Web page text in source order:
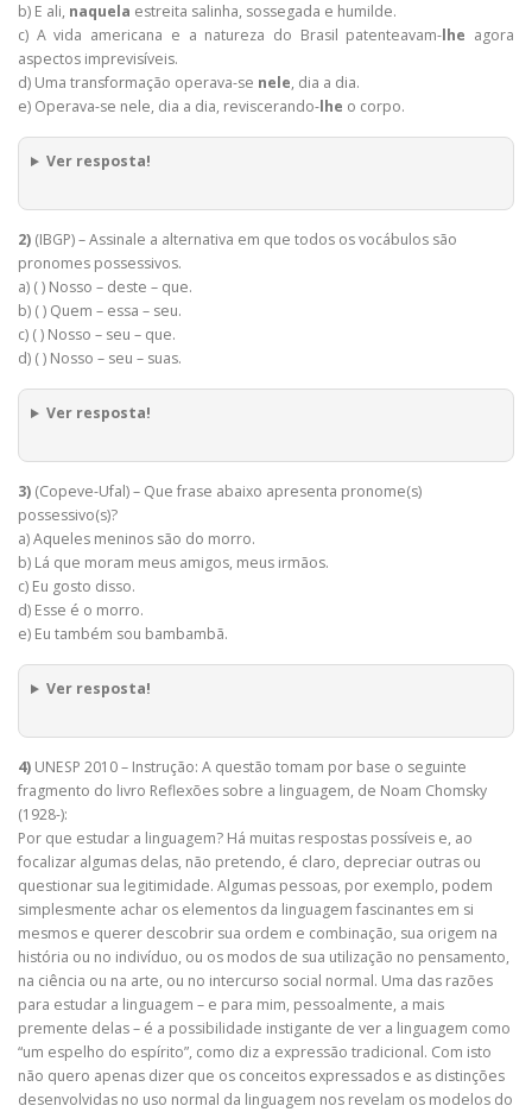
b) E ali, naquela estreita salinha, sossegada e humilde.
c) A vida americana e a natureza do Brasil patenteavam-lhe agora
aspectos imprevisíveis.
d) Uma transformação operava-se nele, dia a dia.
e) Operava-se nele, dia a dia, reviscerando-lhe o corpo.
Ver resposta!
2) (IBGP) – Assinale a alternativa em que todos os vocábulos são
pronomes possessivos.
a) ( ) Nosso – deste – que.
b) ( ) Quem – essa – seu.
c) ( ) Nosso – seu – que.
d) ( ) Nosso – seu – suas.
Ver resposta!
3) (Copeve-Ufal) – Que frase abaixo apresenta pronome(s)
possessivo(s)?
a) Aqueles meninos são do morro.
b) Lá que moram meus amigos, meus irmãos.
c) Eu gosto disso.
d) Esse é o morro.
e) Eu também sou bambambã.
Ver resposta!
4) UNESP 2010 – Instrução: A questão tomam por base o seguinte
fragmento do livro Reflexões sobre a linguagem, de Noam Chomsky
(1928-):
Por que estudar a linguagem? Há muitas respostas possíveis e, ao
focalizar algumas delas, não pretendo, é claro, depreciar outras ou
questionar sua legitimidade. Algumas pessoas, por exemplo, podem
simplesmente achar os elementos da linguagem fascinantes em si
mesmos e querer descobrir sua ordem e combinação, sua origem na
história ou no indivíduo, ou os modos de sua utilização no pensamento,
na ciência ou na arte, ou no intercurso social normal. Uma das razões
para estudar a linguagem – e para mim, pessoalmente, a mais
premente delas – é a possibilidade instigante de ver a linguagem como
“um espelho do espírito”, como diz a expressão tradicional. Com isto
não quero apenas dizer que os conceitos expressados e as distinções
desenvolvidas no uso normal da linguagem nos revelam os modelos do